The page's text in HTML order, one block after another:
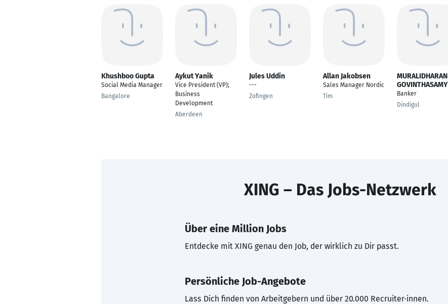
Khushboo Gupta
Social Media Manager
Bangalore
Aykut Yanik
Vice President (VP);
Business
Development
Aberdeen
Jules Uddin
---
Zofingen
Allan Jakobsen
Sales Manager Nordic
Tim
MURALIDHARAN
GOVINTHASAMY
Banker
Dindigul
XING – Das Jobs-Netzwerk
Über eine Million Jobs
Entdecke mit XING genau den Job, der wirklich zu Dir passt.
Persönliche Job-Angebote
Lass Dich finden von Arbeitgebern und über 20.000 Recruiter·innen.